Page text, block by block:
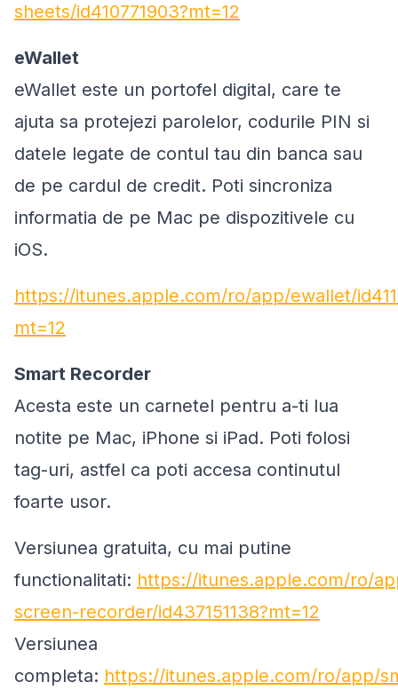
sheets/id410771903?mt=12
eWallet
eWallet este un portofel digital, care te
ajuta sa protejezi parolelor, codurile PIN si
datele legate de contul tau din banca sau
de pe cardul de credit. Poti sincroniza
informatia de pe Mac pe dispozitivele cu
iOS.
https://itunes.apple.com/ro/app/ewallet/
mt=12
Smart Recorder
Acesta este un carnetel pentru a-ti lua
notite pe Mac, iPhone si iPad. Poti folosi
tag-uri, astfel ca poti accesa continutul
foarte usor.
Versiunea gratuita, cu mai putine
functionalitati: https://itunes.apple.com/ro/
screen-recorder/id437151138?mt=12
Versiunea
completa: https://itunes.apple.com/ro/app/